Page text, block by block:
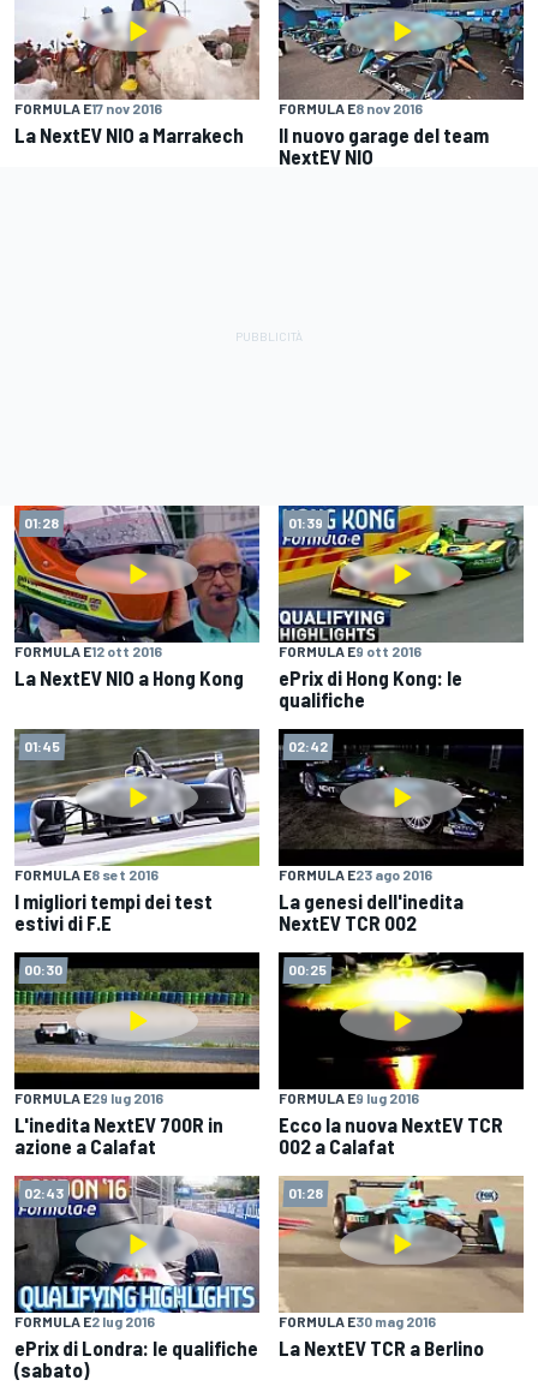
FORMULA E17 nov 2016
La NextEV NIO a Marrakech
FORMULA E8 nov 2016
Il nuovo garage del team
NextEV NIO
01:28
FORMULA E12 ott 2016
La NextEV NIO a Hong Kong
01:39
FORMULA E9 ott 2016
ePrix di Hong Kong: le
qualifiche
01:45
FORMULA E8 set 2016
I migliori tempi dei test
estivi di F.E
02:42
FORMULA E23 ago 2016
La genesi dell'inedita
NextEV TCR 002
00:30
FORMULA E29 lug 2016
L'inedita NextEV 700R in
azione a Calafat
00:25
FORMULA E9 lug 2016
Ecco la nuova NextEV TCR
002 a Calafat
02:43
FORMULA E2 lug 2016
ePrix di Londra: le qualifiche
(sabato)
01:28
FORMULA E30 mag 2016
La NextEV TCR a Berlino